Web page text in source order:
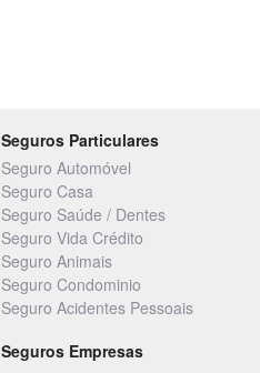
Seguros Particulares
Seguro Automóvel
Seguro Casa
Seguro Saúde / Dentes
Seguro Vida Crédito
Seguro Animais
Seguro Condominio
Seguro Acidentes Pessoais
Seguros Empresas